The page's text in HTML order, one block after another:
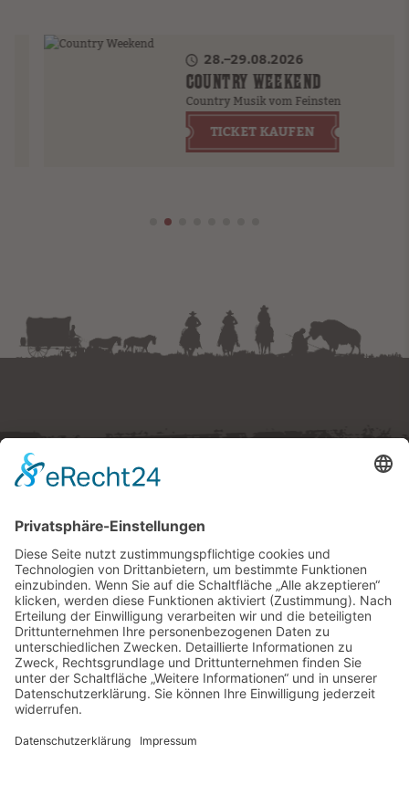
28.–29.08.2026
COUNTRY WEEKEND
Country Musik vom Feinsten
TICKET KAUFEN
Westernstadt Pullman City
E-Mail:tickets@pullmancity.de
© Freizeitpark Pullman City
Impressum
Datenschutz
AGB
Widerrufsrecht
Barrierefreiheitserklärung
Cookie-Einstellungen
Folge uns